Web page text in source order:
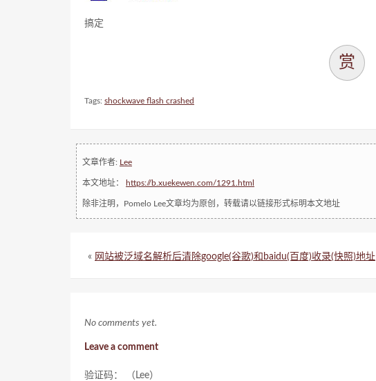
搞定
赏
Tags: shockwave flash crashed
文章作者: Lee
本文地址： https://b.xuekewen.com/1291.html
除非注明，Pomelo Lee文章均为原创，转载请以链接形式标明本文地址
« 网站被泛域名解析后清除google(谷歌)和baidu(百度)收录(快照)地址
No comments yet.
Leave a comment
验证码： （Lee）